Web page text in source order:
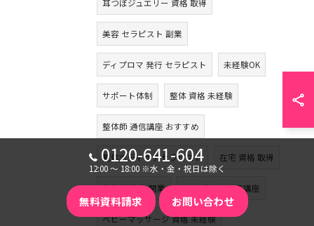
耳つぼジュエリー 資格 取得
美容 セラピスト 副業
ディプロマ 発行 セラピスト 未経験OK
サポート体制 整体 資格 未経験
整体師 通信講座 おすすめ
整体ボディケアセラピスト 在宅 資格 取得
整体師 独立 開業 リンパケア 通信講座
ベビーマッサージ 資格 未経験
0120-641-604
12:00 〜 18:00 ※水・金・祝日は除く
無料資料請求 お問い合わせ